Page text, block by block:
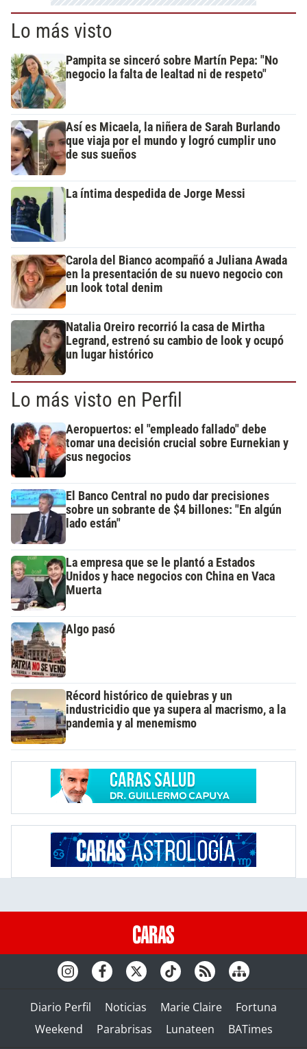
Lo más visto
Pampita se sinceró sobre Martín Pepa: "No
negocio la falta de lealtad ni de respeto"
Así es Micaela, la niñera de Sarah Burlando
que viaja por el mundo y logró cumplir uno
de sus sueños
La íntima despedida de Jorge Messi
Carola del Bianco acompañó a Juliana Awada
en la presentación de su nuevo negocio con
un look total denim
Natalia Oreiro recorrió la casa de Mirtha
Legrand, estrenó su cambio de look y ocupó
un lugar histórico
Lo más visto en Perfil
Aeropuertos: el "empleado fallado" debe
tomar una decisión crucial sobre Eurnekian y
sus negocios
El Banco Central no pudo dar precisiones
sobre un sobrante de $4 billones: "En algún
lado están"
La empresa que se le plantó a Estados
Unidos y hace negocios con China en Vaca
Muerta
Algo pasó
Récord histórico de quiebras y un
industricidio que ya supera al macrismo, a la
pandemia y al menemismo
Diario Perfil Noticias Marie Claire
Fortuna
Weekend
Parabrisas Lunateen BATimes